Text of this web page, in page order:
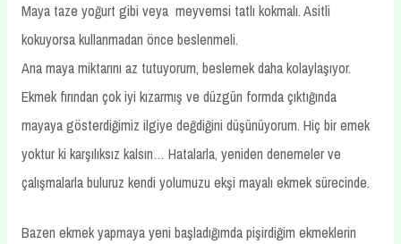
Maya taze yoğurt gibi veya meyvemsi tatlı kokmalı. Asitli
kokuyorsa kullanmadan önce beslenmeli.
Ana maya miktarını az tutuyorum, beslemek daha kolaylaşıyor.
Ekmek fırından çok iyi kızarmış ve düzgün formda çıktığında
mayaya gösterdiğimiz ilgiye değdiğini düşünüyorum. Hiç bir emek
yoktur ki karşılıksız kalsın… Hatalarla, yeniden denemeler ve
çalışmalarla buluruz kendi yolumuzu ekşi mayalı ekmek sürecinde.
Bazen ekmek yapmaya yeni başladığımda pişirdiğim ekmeklerin